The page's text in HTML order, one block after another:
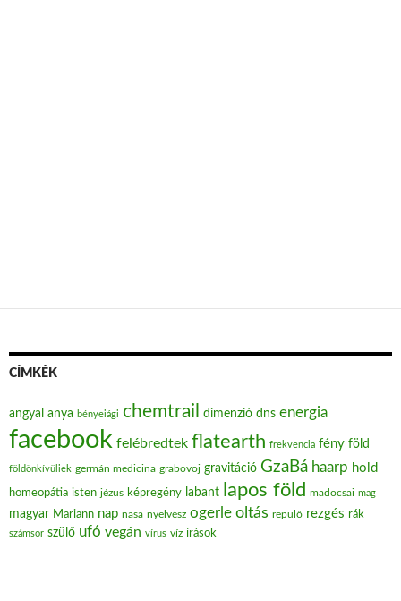
CÍMKÉK
angyal anya bényeiági chemtrail dimenzió dns energia
facebook felébredtek flatearth frekvencia fény föld
földönkívüliek germán medicina grabovoj gravitáció GzaBá haarp hold
homeopátia isten jézus képregény labant lapos föld madocsai mag
magyar Mariann nap nasa nyelvész ogerle oltás repülő rezgés rák
számsor szülő ufó vegán vírus víz írások